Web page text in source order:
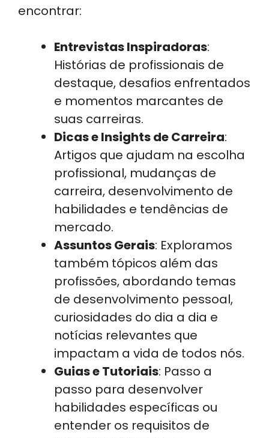
encontrar:
Entrevistas Inspiradoras:
Histórias de profissionais de
destaque, desafios enfrentados
e momentos marcantes de
suas carreiras.
Dicas e Insights de Carreira:
Artigos que ajudam na escolha
profissional, mudanças de
carreira, desenvolvimento de
habilidades e tendências de
mercado.
Assuntos Gerais: Exploramos
também tópicos além das
profissões, abordando temas
de desenvolvimento pessoal,
curiosidades do dia a dia e
notícias relevantes que
impactam a vida de todos nós.
Guias e Tutoriais: Passo a
passo para desenvolver
habilidades específicas ou
entender os requisitos de